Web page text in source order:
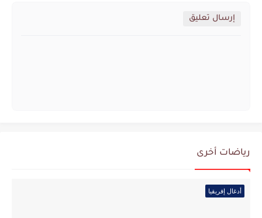
إرسال تعليق
رياضات أخرى
أدغال إفريقيا